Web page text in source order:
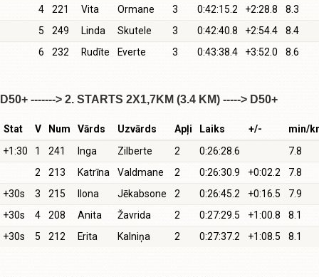
4
221 Vita Ormane 3 0:42:15.2 +2:28.8
8.3
5
249 Linda Skutele 3 0:42:40.8 +2:54.4
8.4
6
232 Rudīte Everte 3 0:43:38.4 +3:52.0 8.6
D50+ -------> 2. STARTS 2X1,7KM (3.4 KM) -----> D50+
Stat V Num Vārds Uzvārds Apļi Laiks +/-
min/
+1:30
1 241 Inga Zilberte 2 0:26:28.6
7.8
2
213 Katrīna Valdmane 2 0:26:30.9 +0:02.2
7.8
+30s
3 215 Ilona Jēkabsone 2 0:26:45.2 +0:16.5
7.9
+30s
4 208 Anita Žavrida 2 0:27:29.5 +1:00.8
8.1
+30s
5 212 Erita Kalniņa 2 0:27:37.2 +1:08.5 8.1